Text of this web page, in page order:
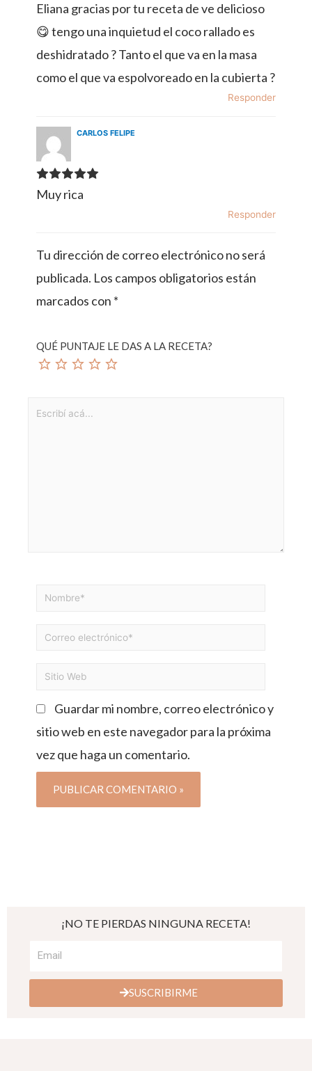
Eliana gracias por tu receta de ve delicioso
😋 tengo una inquietud el coco rallado es
deshidratado ? Tanto el que va en la masa
como el que va espolvoreado en la cubierta ?
Responder
CARLOS FELIPE
Muy rica
Responder
Tu dirección de correo electrónico no será
publicada. Los campos obligatorios están
marcados con *
QUÉ PUNTAJE LE DAS A LA RECETA?
Guardar mi nombre, correo electrónico y
sitio web en este navegador para la próxima
vez que haga un comentario.
¡NO TE PIERDAS NINGUNA RECETA!
SUSCRIBIRME